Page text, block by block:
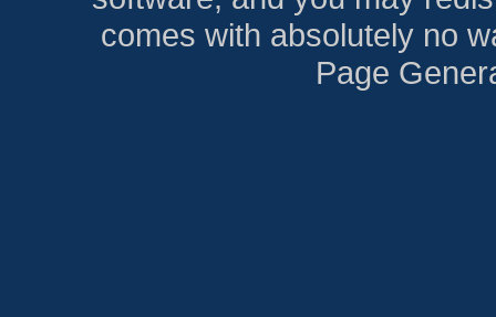
comes with absolutely no
Page